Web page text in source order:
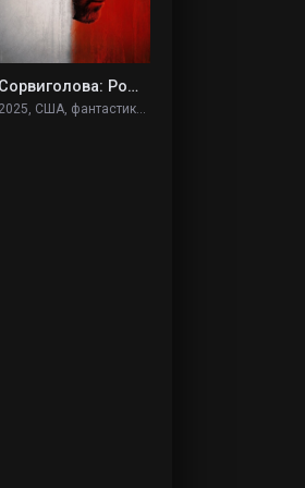
Сорвиголова: Рожденный заново
2025, США, фантастика, фэнтези, боевик, триллер, драма, криминал,